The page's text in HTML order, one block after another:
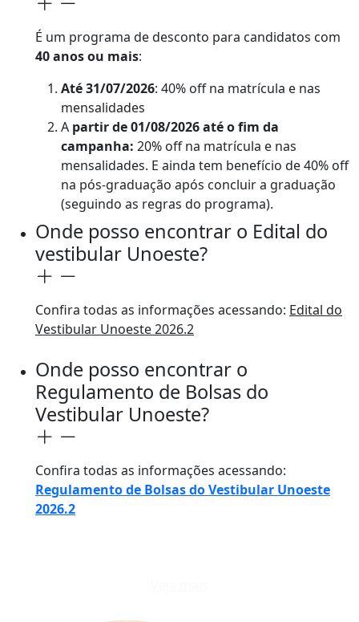
É um programa de desconto para candidatos com
40 anos ou mais:
Até 31/07/2026: 40% off na matrícula e nas
mensalidades
A partir de 01/08/2026 até o fim da
campanha: 20% off na matrícula e nas
mensalidades. E ainda tem benefício de 40% off
na pós-graduação após concluir a graduação
(seguindo as regras do programa).
Onde posso encontrar o Edital do
vestibular Unoeste?
Confira todas as informações acessando: Edital do
Vestibular Unoeste 2026.2
Onde posso encontrar o
Regulamento de Bolsas do
Vestibular Unoeste?
Confira todas as informações acessando:
Regulamento de Bolsas do Vestibular Unoeste
2026.2